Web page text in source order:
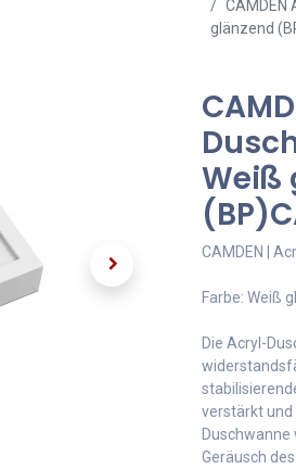
CAMDEN
glänzend
Weiß
CAMDEN |
Farbe: Weiß
Die Acryl-
verstärkt und
Duschwanne
Geräusch